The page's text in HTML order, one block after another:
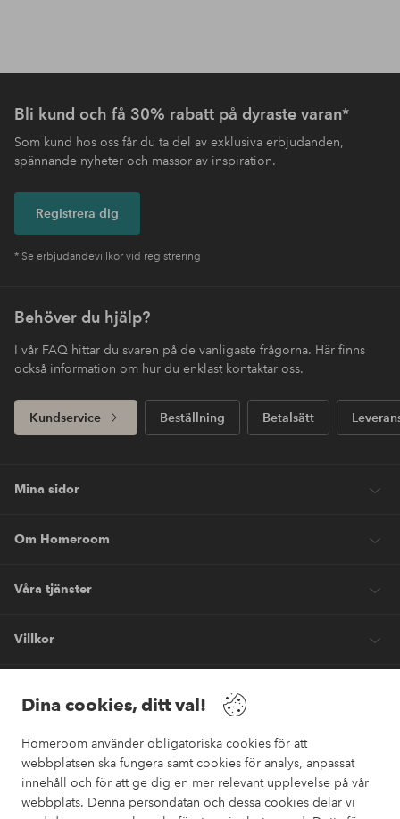
Dina cookies, ditt val!
Homeroom använder obligatoriska cookies för att
webbplatsen ska fungera samt cookies för analys, anpassat
innehåll och för att ge dig en mer relevant upplevelse på vår
webbplats. Denna persondatan och dessa cookies delar vi
Bli kund och få 30% rabatt på dyraste varan*
Som kund hos oss får du ta del av exklusiva erbjudanden,
spännande nyheter och massor av inspiration.
Registrera dig
* Se erbjudandevillkor vid registrering
Behöver du hjälp?
I vår FAQ hittar du svaren på de vanligaste frågorna. Här finns
också information om hur du enklast kontaktar oss.
Kundservice Beställning Betalsätt
Mina sidor
Om Homeroom
Våra tjänster
Villkor
Säkra betalningar